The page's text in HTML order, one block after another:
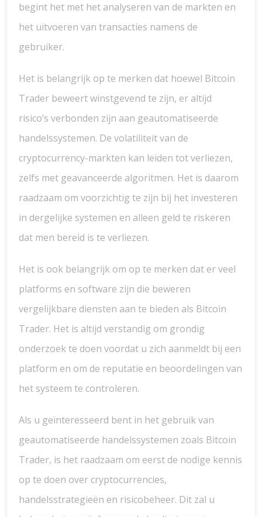
begint het met het analyseren van de markten en
het uitvoeren van transacties namens de
gebruiker.
Het is belangrijk op te merken dat hoewel Bitcoin
Trader beweert winstgevend te zijn, er altijd
risico’s verbonden zijn aan geautomatiseerde
handelssystemen. De volatiliteit van de
cryptocurrency-markten kan leiden tot verliezen,
zelfs met geavanceerde algoritmen. Het is daarom
raadzaam om voorzichtig te zijn bij het investeren
in dergelijke systemen en alleen geld te riskeren
dat men bereid is te verliezen.
Het is ook belangrijk om op te merken dat er veel
platforms en software zijn die beweren
vergelijkbare diensten aan te bieden als Bitcoin
Trader. Het is altijd verstandig om grondig
onderzoek te doen voordat u zich aanmeldt bij een
platform en om de reputatie en beoordelingen van
het systeem te controleren.
Als u geïnteresseerd bent in het gebruik van
geautomatiseerde handelssystemen zoals Bitcoin
Trader, is het raadzaam om eerst de nodige kennis
op te doen over cryptocurrencies,
handelsstrategieën en risicobeheer. Dit zal u